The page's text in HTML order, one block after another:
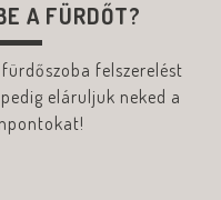
A FÜRDŐT?
felszerelést
eláruljuk neked a